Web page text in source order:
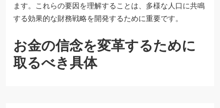
ます。これらの要因を理解することは、多様な人口に共鳴
する効果的な財務戦略を開発するために重要です。
お金の信念を変革するために
取るべき具体